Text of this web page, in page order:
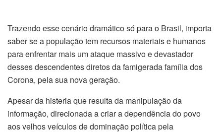
Trazendo esse cenário dramático só para o Brasil, importa
saber se a população tem recursos materiais e humanos
para enfrentar mais um ataque massivo e devastador
desses descendentes diretos da famigerada família dos
Corona, pela sua nova geração.
Apesar da histeria que resulta da manipulação da
informação, direcionada a criar a dependência do povo
aos velhos veículos de dominação política pela